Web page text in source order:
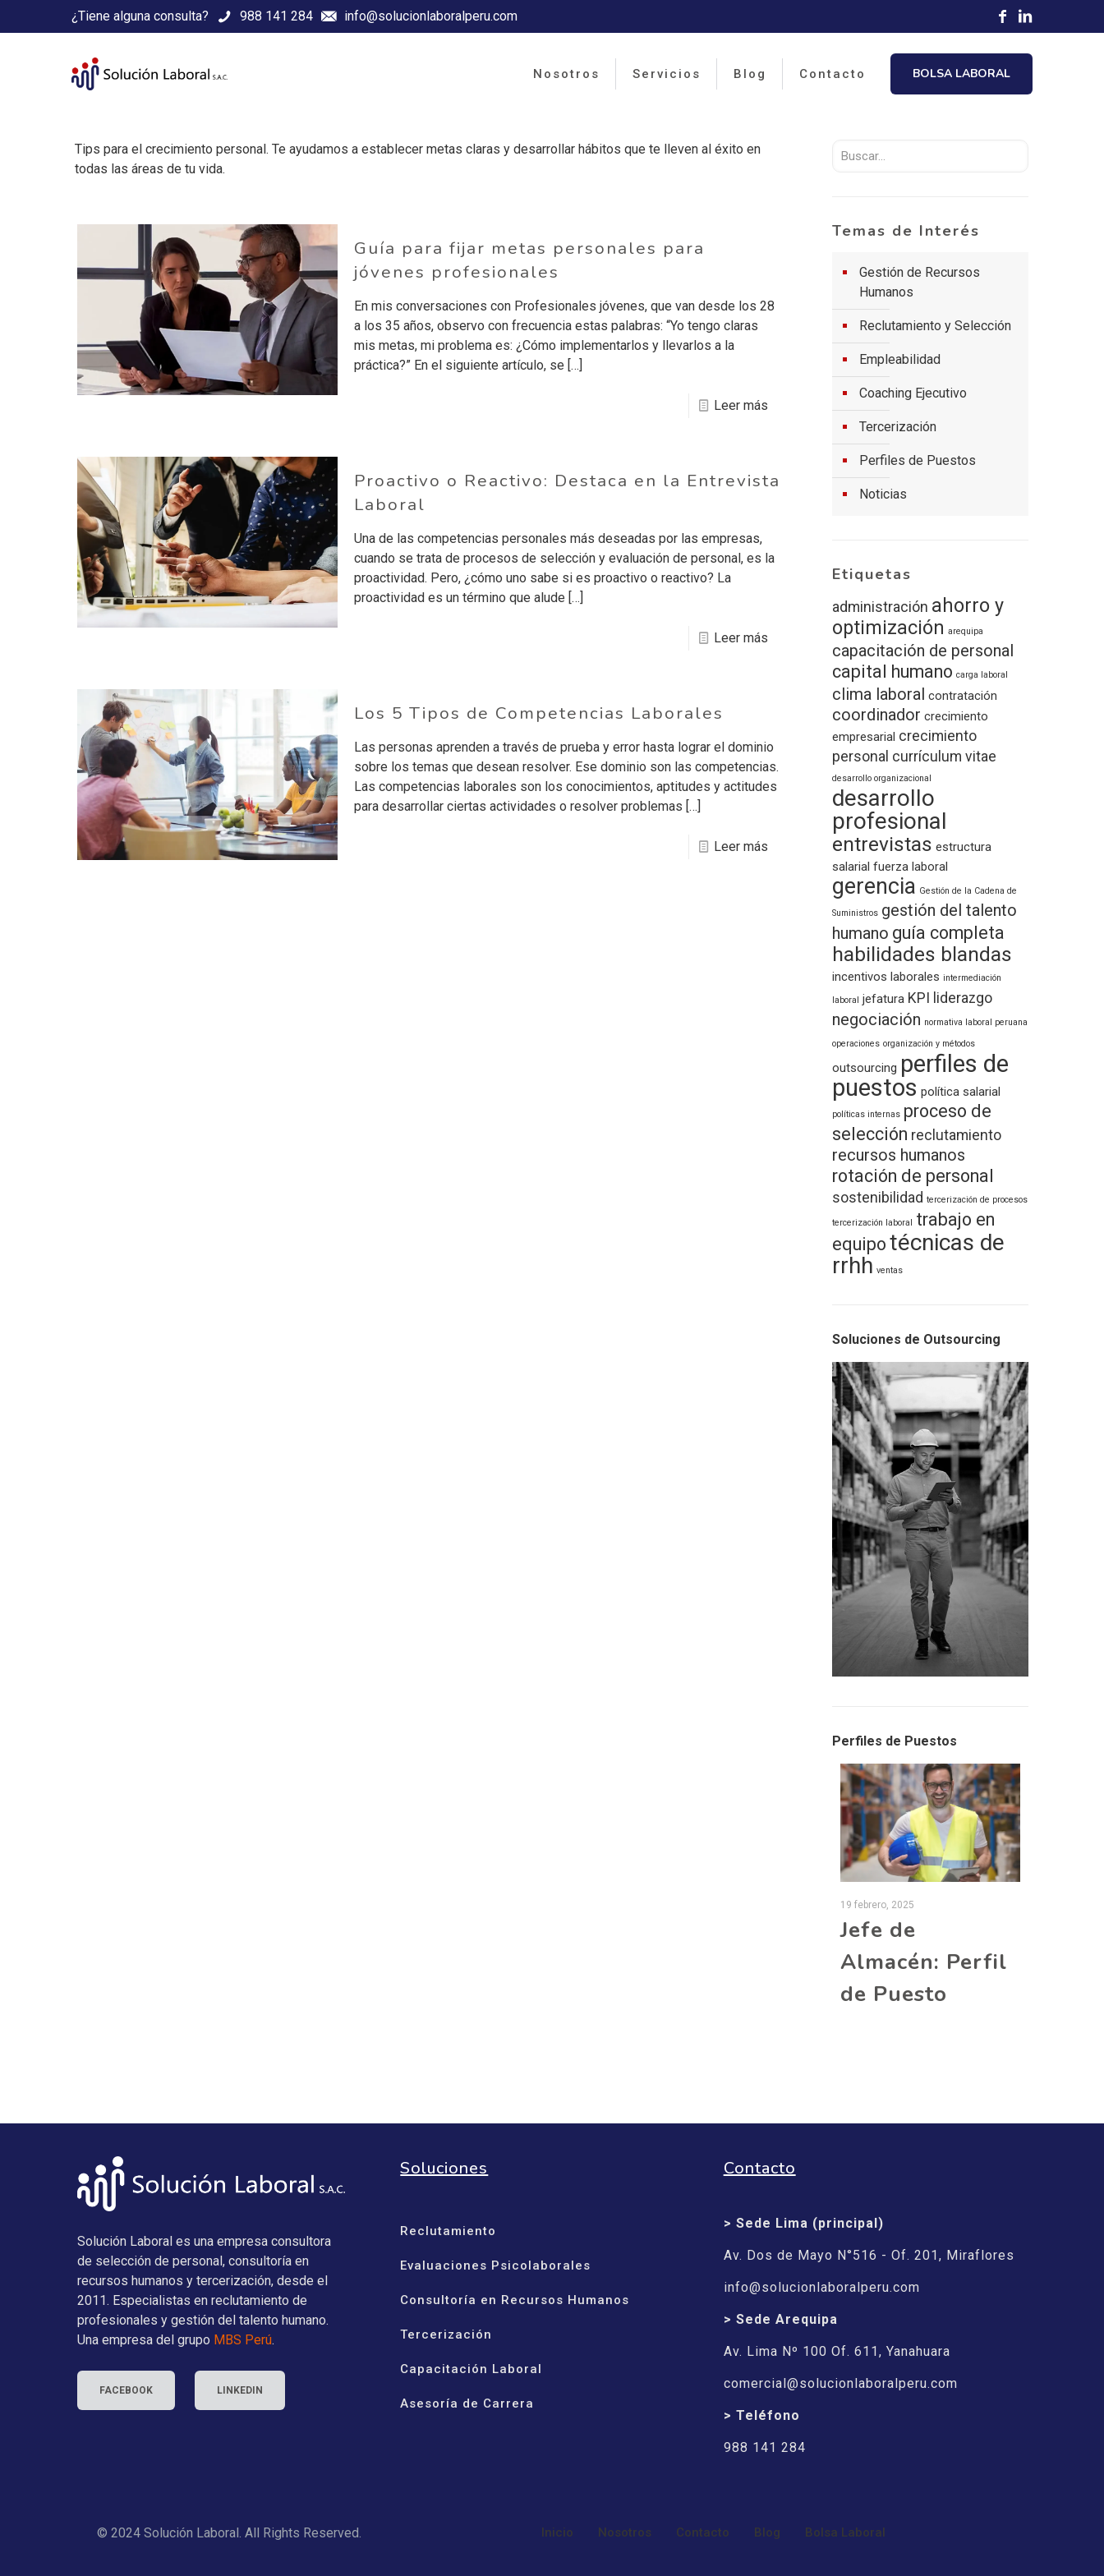
¿Tiene alguna consulta? 988 141 284 info@solucionlaboralperu.com
Nosotros Servicios Blog Contacto BOLSA LABORAL
Tips para el crecimiento personal. Te ayudamos a establecer metas claras y desarrollar hábitos que te lleven al éxito en
todas las áreas de tu vida.
Guía para fijar metas personales para
jóvenes profesionales
En mis conversaciones con Profesionales jóvenes, que van desde los 28
a los 35 años, observo con frecuencia estas palabras: “Yo tengo claras
mis metas, mi problema es: ¿Cómo implementarlos y llevarlos a la
práctica?” En el siguiente artículo, se […]
Leer más
Proactivo o Reactivo: Destaca en la Entrevista
Laboral
Una de las competencias personales más deseadas por las empresas,
cuando se trata de procesos de selección y evaluación de personal, es la
proactividad. Pero, ¿cómo uno sabe si es proactivo o reactivo? La
proactividad es un término que alude […]
Leer más
Los 5 Tipos de Competencias Laborales
Las personas aprenden a través de prueba y error hasta lograr el dominio
sobre los temas que desean resolver. Ese dominio son las competencias.
Las competencias laborales son los conocimientos, aptitudes y actitudes
para desarrollar ciertas actividades o resolver problemas […]
Leer más
Temas de Interés
Gestión de Recursos
Humanos
Reclutamiento y Selección
Empleabilidad
Coaching Ejecutivo
Tercerización
Perfiles de Puestos
Noticias
Etiquetas
administración ahorro y
optimización arequipa
capacitación de personal
capital humano carga laboral
clima laboral contratación
coordinador crecimiento
empresarial crecimiento
personal currículum vitae
desarrollo organizacional
desarrollo
profesional
entrevistas estructura
salarial fuerza laboral
gerencia Gestión de la Cadena de
Suministros gestión del talento
humano guía completa
habilidades blandas
incentivos laborales intermediación
laboral jefatura KPI liderazgo
negociación normativa laboral peruana
operaciones organización y métodos
outsourcing perfiles de
puestos política salarial
políticas internas proceso de
selección reclutamiento
recursos humanos
rotación de personal
sostenibilidad tercerización de procesos
tercerización laboral trabajo en
equipo técnicas de
rrhh ventas
Soluciones de Outsourcing
Perfiles de Puestos
19 febrero, 2025
Jefe de
Almacén: Perfil
de Puesto
Solución Laboral es una empresa consultora
de selección de personal, consultoría en
recursos humanos y tercerización, desde el
2011. Especialistas en reclutamiento de
profesionales y gestión del talento humano.
Una empresa del grupo MBS Perú.
FACEBOOK LINKEDIN
Soluciones
Reclutamiento
Evaluaciones Psicolaborales
Consultoría en Recursos Humanos
Tercerización
Capacitación Laboral
Asesoría de Carrera
Contacto
> Sede Lima (principal)
Av. Dos de Mayo N°516 - Of. 201, Miraflores
info@solucionlaboralperu.com
> Sede Arequipa
Av. Lima Nº 100 Of. 611, Yanahuara
comercial@solucionlaboralperu.com
> Teléfono
988 141 284
© 2024 Solución Laboral. All Rights Reserved. Inicio Nosotros Contacto Blog Bolsa Laboral